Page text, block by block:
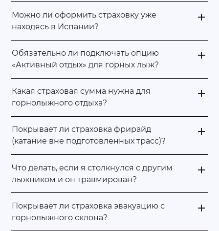
Можно ли оформить страховку уже
находясь в Испании?
Обязательно ли подключать опцию
«Активный отдых» для горных лыж?
Какая страховая сумма нужна для
горнолыжного отдыха?
Покрывает ли страховка фрирайд
(катание вне подготовленных трасс)?
Что делать, если я столкнулся с другим
лыжником и он травмирован?
Покрывает ли страховка эвакуацию с
горнолыжного склона?